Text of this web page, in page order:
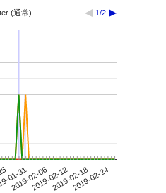
(通常) 1/2
01-31
2019-02-062019-02-122019-02-182019-02-24